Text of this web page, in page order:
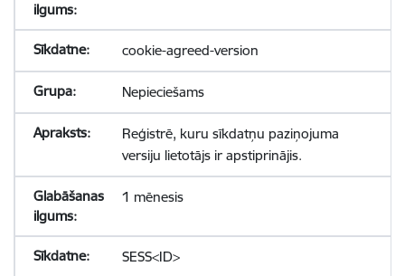
cookie-agreed-version
Nepieciešams
Reģistrē, kuru sīkdatņu paziņojuma
versiju lietotājs ir apstiprinājis.
1 mēnesis
SESS<ID>